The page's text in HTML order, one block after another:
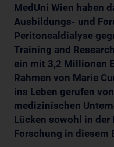
MedUni Wien haben
Ausbildungs- und
Peritonealdialyse
Training and
ein mit 3,2 Millionen
Rahmen von Marie
ins Leben gerufen
medizinischen
Lücken sowohl in der
Forschung in diesem